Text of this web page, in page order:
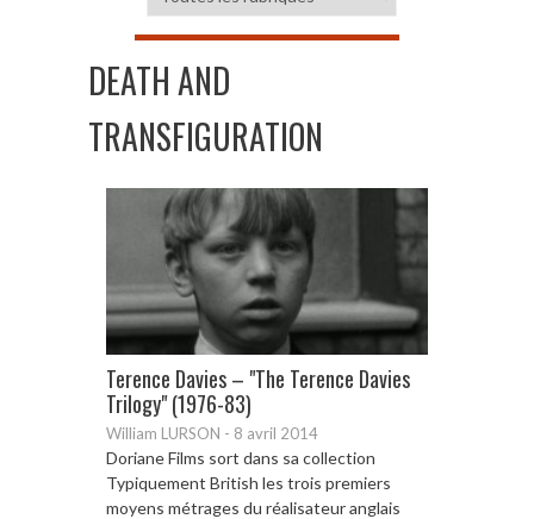
DEATH AND
TRANSFIGURATION
Terence Davies – "The Terence Davies
Trilogy" (1976-83)
William LURSON - 8 avril 2014
Doriane Films sort dans sa collection
Typiquement British les trois premiers
moyens métrages du réalisateur anglais